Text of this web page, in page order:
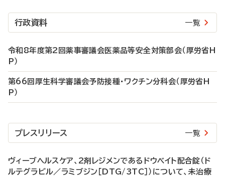
行政資料 一覧
令和8年度第2回薬事審議会医薬品等安全対策部会（厚労省H
P）
第66回厚生科学審議会予防接種・ワクチン分科会（厚労省H
P）
プレスリリース 一覧
ヴィーブヘルスケア、2剤レジメンであるドウベイト配合錠（ド
ルテグラビル／ラミブジン［DTG/3TC］）について、未治療